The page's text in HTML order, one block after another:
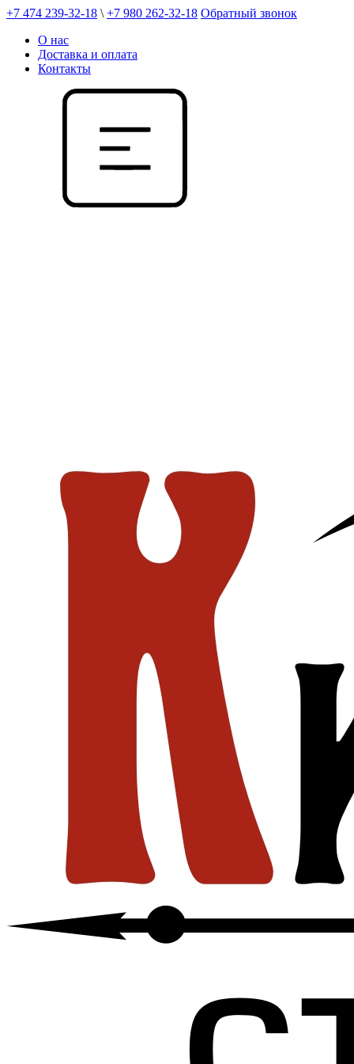
+7 474 239-32-18 \ +7 980 262-32-18 Обратный звонок
О нас
Доставка и оплата
Контакты